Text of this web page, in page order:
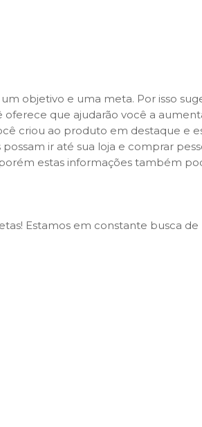
objetivo e uma meta. Por isso
que ajudarão você a
criou ao produto em destaque e
ir até sua loja e comprar
estas informações também
Estamos em constante busca de